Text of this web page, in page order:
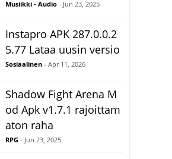
Musiikki - Audio - Jun 23, 2025
Instapro APK 287.0.0.2
5.77 Lataa uusin versio
Sosiaalinen - Apr 11, 2026
Shadow Fight Arena M
od Apk v1.7.1 rajoittam
aton raha
RPG - Jun 23, 2025